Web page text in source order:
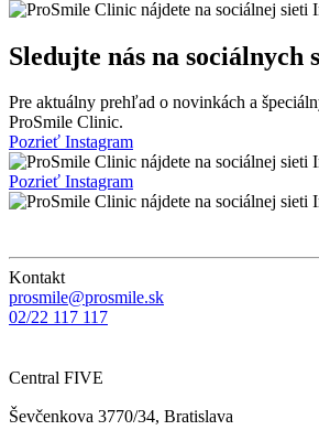
Sledujte nás na sociálnych
Pre aktuálny prehľad o novinkách a
ProSmile Clinic.
Pozrieť Instagram
Pozrieť Instagram
Kontakt
prosmile@prosmile.sk
02/22 117 117
Central FIVE
Ševčenkova 3770/34, Bratislava